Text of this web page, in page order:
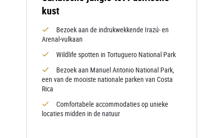
kust
Bezoek aan de indrukwekkende Irazú- en
Arenal-vulkaan
Wildlife spotten in Tortuguero National Park
Bezoek aan Manuel Antonio National Park,
een van de mooiste nationale parken van Costa
Rica
Comfortabele accommodaties op unieke
locaties midden in de natuur